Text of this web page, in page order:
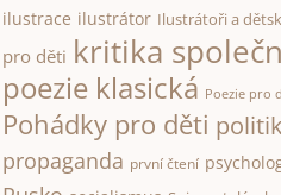
ilustrace ilustrátor Ilustrátoři a
pro děti kritika
poezie klasická Poezie pro
Pohádky pro děti
propaganda první čtení